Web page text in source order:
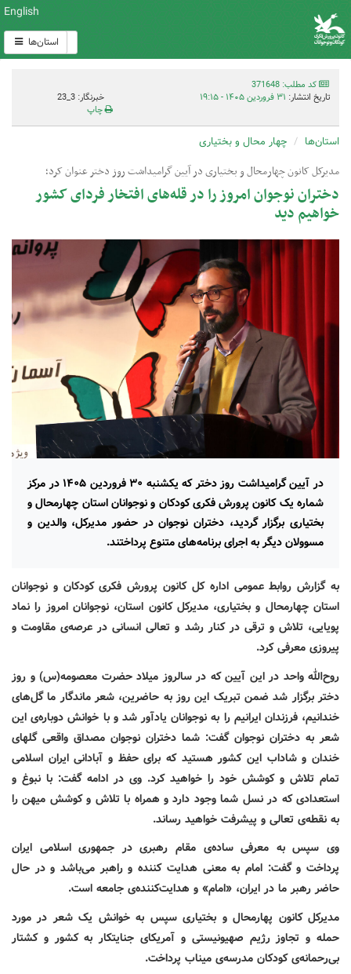
English
استان‌ها
کد مطلب: 371648
تاریخ انتشار: ۳۱ فروردین ۱۴۰۵ - ۱۹:۱۵
خبرنگار: 3_23
چاپ
استان‌ها چهار محال و بختیاری
مدیرکل کانون چهارمحال و بختیاری در آیین گرامیداشت روز دختر عنوان کرد؛
دختران نوجوان امروز را در قله‌های افتخار فردای کشور
خواهیم دید
در آیین گرامیداشت روز دختر که یکشنبه ۳۰ فروردین ۱۴۰۵ در مرکز
شماره یک کانون پرورش فکری کودکان و نوجوانان استان چهارمحال و
بختیاری برگزار گردید، دختران نوجوان در حضور مدیرکل، والدین و
مسوولان دیگر به اجرای برنامه‌های متنوع پرداختند.
به گزارش روابط عمومی اداره کل کانون پرورش فکری کودکان و نوجوانان
استان چهارمحال و بختیاری، مدیرکل کانون استان، نوجوانان امروز را نماد
پویایی، تلاش و ترقی در کنار رشد و تعالی انسانی در عرصه‌ی مقاومت و
پیروزی معرفی کرد.
روح‌الله واحد در این آیین که در سالروز میلاد حضرت معصومه(س) و روز
دختر برگزار شد ضمن تبریک این روز به حاضرین، شعر ماندگار ما گل‌های
خندانیم، فرزندان ایرانیم را به نوجوانان یادآور شد و با خوانش دوباره‌ی این
شعر به دختران نوجوان گفت: شما دختران نوجوان مصداق واقعی گلهای
خندان و شاداب این کشور هستید که برای حفظ و آبادانی ایران اسلامی
تمام تلاش و کوشش خود را خواهید کرد. وی در ادامه گفت: با نبوغ و
استعدادی که در نسل شما وجود دارد و همراه با تلاش و کوشش میهن را
به نقطه‌ی تعالی و پیشرفت خواهید رساند.
وی سپس به معرفی ساده‌ی مقام رهبری در جمهوری اسلامی ایران
پرداخت و گفت: امام به معنی هدایت کننده و راهبر می‌باشد و در حال
حاضر رهبر ما در ایران، «امام» و هدایت‌کننده‌ی جامعه است.
مدیرکل کانون پهارمحال و بختیاری سپس به خوانش یک شعر در مورد
حمله و تجاوز رژیم صهیونیستی و آمریکای جنایتکار به کشور و کشتار
بی‌رحمانه‌ی کودکان مدرسه‌ی میناب پرداخت.